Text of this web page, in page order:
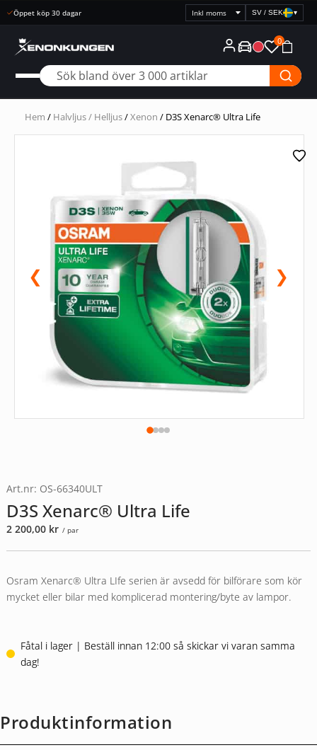
Snabb leverans
Välj
prisvisning
SV / SEK ▾
0
Hem / Halvljus / Helljus/Xenon / D3S Xenarc® Ultra Life
❮ ❯
Art.nr: OS-66340ULT
D3S Xenarc® Ultra Life
2 200,00 kr / par
Osram Xenarc® Ultra LIfe serien är avsedd för bilförare som kör
mycket eller bilar med komplicerad montering/byte av lampor.
Fåtal i lager | Beställ innan 12:00 så skickar vi varan samma
dag!
Produktinformation